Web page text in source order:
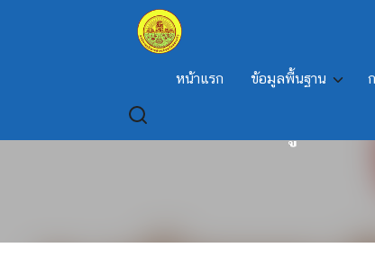
หน้าแรก ข้อมูลพื้นฐาน
เรื่อง ประกาศผู้ชนะ